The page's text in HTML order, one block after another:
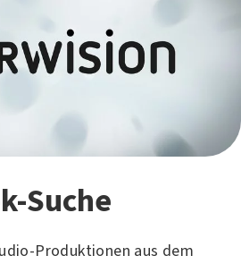
Suche
Produktionen aus dem